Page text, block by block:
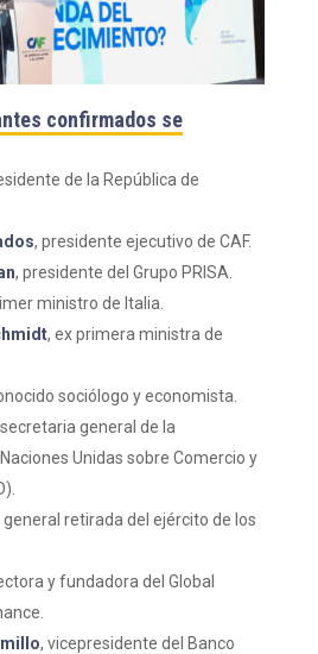
confirmados se
de la República de
, presidente ejecutivo de CAF.
, presidente del Grupo PRISA.
ministro de Italia.
, ex primera ministra de
sociólogo y economista.
general de la
Unidas sobre Comercio y
general retirada del ejército de los
y fundadora del Global
, vicepresidente del Banco